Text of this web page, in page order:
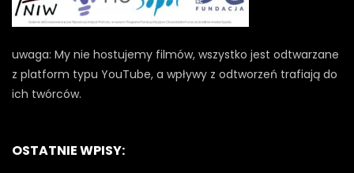
uwaga: My nie hostujemy filmów, wszystko jest odtwarzane
z platform typu YouTube, a wpływy z odtworzeń trafiają do
ich twórców.
OSTATNIE WPISY: